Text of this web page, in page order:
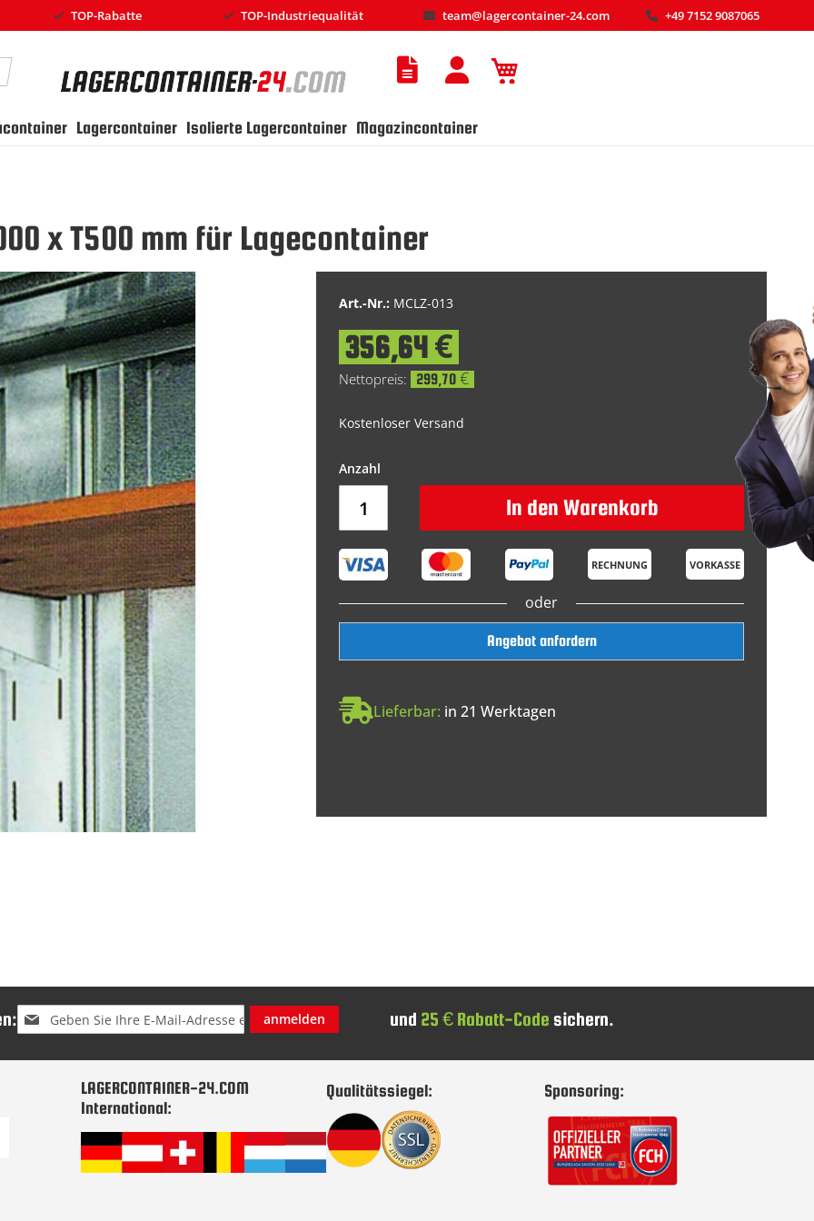
TOP-Rabatte TOP-Industriequalität team@lagercontainer-24.com +49 7152 9087065
Lagercontainer Isolierte Lagercontainer Magazincontainer
x T500 mm für Lagecontainer
Art.-Nr.: MCLZ-013
356,64 €
299,70 €
Kostenloser Versand
In den Warenkorb
RECHNUNG VORKASSE
oder
Angebot anfordern
Lieferbar: in 21 Werktagen
Melden
Sie
Newsletter
anmelden und 25 € Rabatt-Code sichern.
LAGERCONTAINER-24.COM
International:
Qualitätssiegel: Sponsoring: